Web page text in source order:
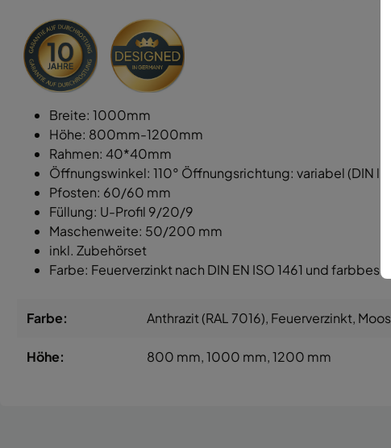
Breite: 1000mm
Höhe: 800mm-1200mm
Rahmen: 40*40mm
Öffnungswinkel: 110° Öffnungsrichtung: variabel (DIN li/
Pfosten: 60/60 mm
Füllung: U-Profil 9/20/9
Maschenweite: 50/200 mm
inkl. Zubehörset
Farbe: Feuerverzinkt nach DIN EN ISO 1461 und
Farbe: Anthrazit (RAL 7016), Feuerverzinkt,
Höhe: 800 mm, 1000 mm, 1200 mm